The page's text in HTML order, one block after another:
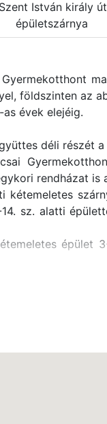
Szent István király
épületszárnya
földszinten az
évek elejéig.
déli részét
rendházat is
sz. alatti
épület
több részletben